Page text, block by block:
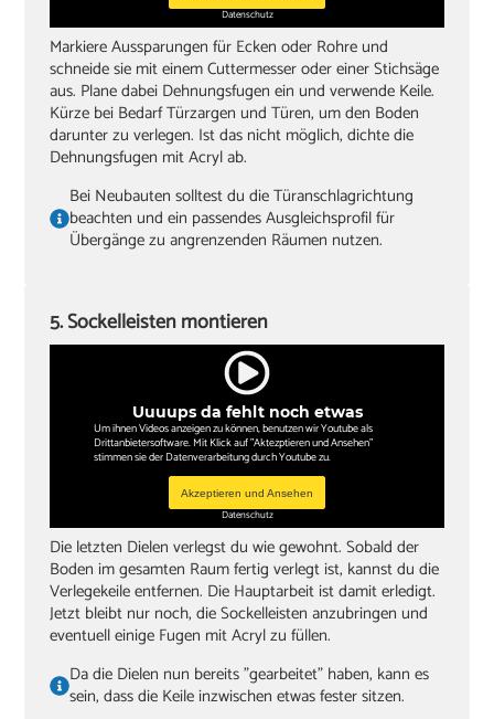
Datenschutz
Markiere Aussparungen für Ecken oder Rohre und
schneide sie mit einem Cuttermesser oder einer Stichsäge
aus. Plane dabei Dehnungsfugen ein und verwende Keile.
Kürze bei Bedarf Türzargen und Türen, um den Boden
darunter zu verlegen. Ist das nicht möglich, dichte die
Dehnungsfugen mit Acryl ab.
Bei Neubauten solltest du die Türanschlagrichtung
beachten und ein passendes Ausgleichsprofil für
Übergänge zu angrenzenden Räumen nutzen.
Uuuups da fehlt noch etwas
Um ihnen Videos anzeigen zu können, benutzen wir Youtube als
Drittanbietersoftware. Mit Klick auf "Aktezptieren und Ansehen"
stimmen sie der Datenverarbeitung durch Youtube zu.
Akzeptieren und Ansehen
Datenschutz
5. Sockelleisten montieren
Die letzten Dielen verlegst du wie gewohnt. Sobald der
Boden im gesamten Raum fertig verlegt ist, kannst du die
Verlegekeile entfernen. Die Hauptarbeit ist damit erledigt.
Jetzt bleibt nur noch, die Sockelleisten anzubringen und
eventuell einige Fugen mit Acryl zu füllen.
Da die Dielen nun bereits "gearbeitet" haben, kann es
sein, dass die Keile inzwischen etwas fester sitzen.